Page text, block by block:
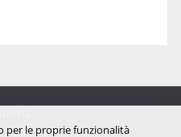
e antispecista
per le proprie funzionalità